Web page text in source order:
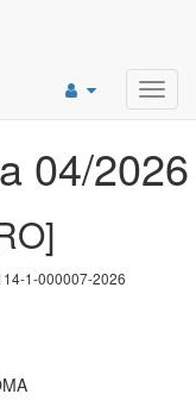
04/2026
1-000007-2026